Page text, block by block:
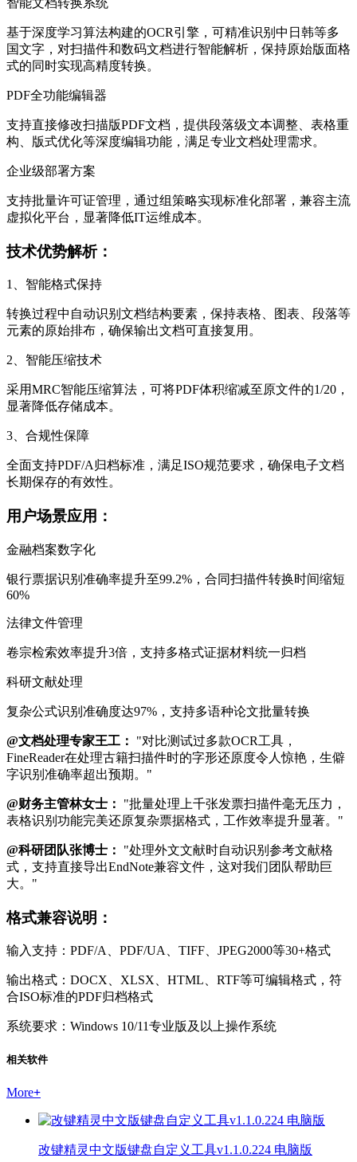
智能文档转换系统
基于深度学习算法构建的OCR引擎，可精准识别中日韩等多
国文字，对扫描件和数码文档进行智能解析，保持原始版面格
式的同时实现高精度转换。
PDF全功能编辑器
支持直接修改扫描版PDF文档，提供段落级文本调整、表格重
构、版式优化等深度编辑功能，满足专业文档处理需求。
企业级部署方案
支持批量许可证管理，通过组策略实现标准化部署，兼容主流
虚拟化平台，显著降低IT运维成本。
技术优势解析：
1、智能格式保持
转换过程中自动识别文档结构要素，保持表格、图表、段落等
元素的原始排布，确保输出文档可直接复用。
2、智能压缩技术
采用MRC智能压缩算法，可将PDF体积缩减至原文件的1/20，
显著降低存储成本。
3、合规性保障
全面支持PDF/A归档标准，满足ISO规范要求，确保电子文档
长期保存的有效性。
用户场景应用：
金融档案数字化
银行票据识别准确率提升至99.2%，合同扫描件转换时间缩短
60%
法律文件管理
卷宗检索效率提升3倍，支持多格式证据材料统一归档
科研文献处理
复杂公式识别准确度达97%，支持多语种论文批量转换
@文档处理专家王工：
"对比测试过多款OCR工具，
FineReader在处理古籍扫描件时的字形还原度令人惊艳，生僻
字识别准确率超出预期。"
@财务主管林女士：
"批量处理上千张发票扫描件毫无压力，
表格识别功能完美还原复杂票据格式，工作效率提升显著。"
@科研团队张博士：
"处理外文文献时自动识别参考文献格
式，支持直接导出EndNote兼容文件，这对我们团队帮助巨
大。"
格式兼容说明：
输入支持：PDF/A、PDF/UA、TIFF、JPEG2000等30+格式
输出格式：DOCX、XLSX、HTML、RTF等可编辑格式，符
合ISO标准的PDF归档格式
系统要求：Windows 10/11专业版及以上操作系统
相关软件
More+
改键精灵中文版键盘自定义工具v1.1.0.224 电脑版